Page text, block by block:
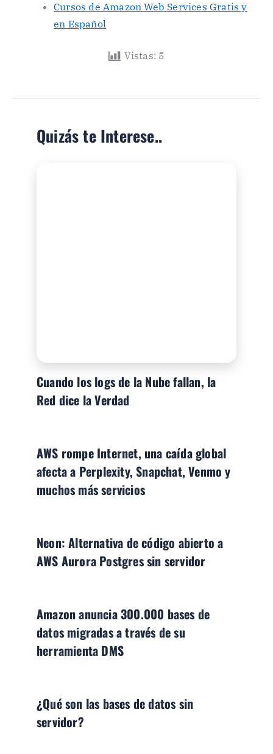
Cursos de Amazon Web Services Gratis y
en Español
Vistas: 5
Quizás te Interese..
Cuando los logs de la Nube fallan, la
Red dice la Verdad
AWS rompe Internet, una caída global
afecta a Perplexity, Snapchat, Venmo y
muchos más servicios
Neon: Alternativa de código abierto a
AWS Aurora Postgres sin servidor
Amazon anuncia 300.000 bases de
datos migradas a través de su
herramienta DMS
¿Qué son las bases de datos sin
servidor?